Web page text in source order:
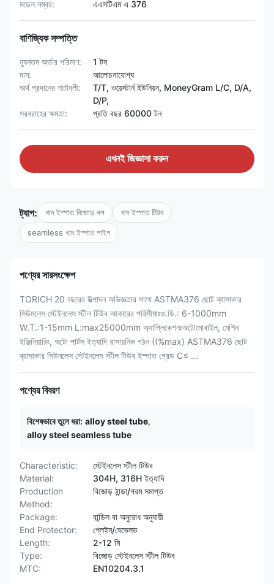
মডেল নম্বর:
এএসটিএম এ 376
বাণিজ্যিক সম্পত্তি
ন্যূনতম অর্ডার পরিমাণ:
1 টন
দাম:
আলোচনাযোগ্য
অর্থ প্রদানের শর্তাবলী:
T/T, ওয়েস্টার্ন ইউনিয়ন, MoneyGram L/C, D/A,
D/P,
সরবরাহের ক্ষমতা:
প্রতি বছর 60000 টন
এখনই জিজ্ঞাসা করুন
ট্যাগ: খাদ ইস্পাত বিজোড় নল খাদ ইস্পাত টিউব
seamless খাদ ইস্পাত পাইপ
পণ্যের সারসংক্ষেপ
TORICH 20 বছরের উত্পাদন অভিজ্ঞতার সাথে ASTMA376 ছোট ব্যাসাকার
সিউমলেস স্টেইনলেস স্টীল টিউব আকারের পরিসীমাঃও.ডি.: 6-1000mm
W.T.:1-15mm L:max25000mm অ্যাপ্লিকেশনঃঅটোমোবাইল, মেশিন
ইঞ্জিনিয়ারিং, অটো পার্টস ইত্যাদি রাসায়নিক গঠন ((%max) ASTMA376 ছোট
ব্যাসাকার সিউমলেস স্টেইনলেস স্টীল টিউব ইস্পাত গ্রেড C≤ ...
পণ্যের বিবরণ
বিশেষভাবে তুলে ধরা: alloy steel tube,
alloy steel seamless tube
Characteristic:
স্টেইনলেস স্টীল টিউব
Material:
304H, 316H ইত্যাদি
Production
Method:
বিজোড় ঠান্ডা/গরম সমাপ্ত
Package:
বান্ডিল বা অনুরোধ অনুযায়ী
End Protector:
প্লেইন/বেভেলড
Length:
2-12 মি
Type:
বিজোড় স্টেইনলেস স্টীল টিউব
MTC:
EN10204.3.1